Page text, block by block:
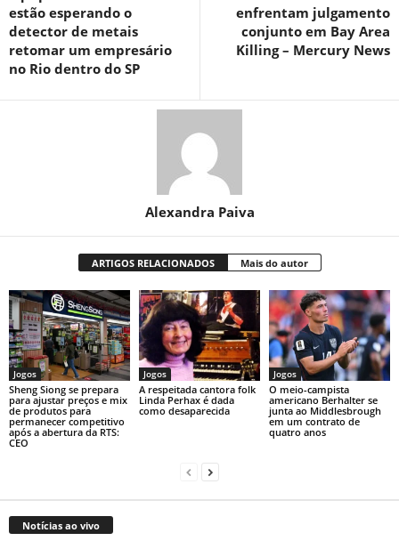
estão esperando o
detector de metais
retomar um empresário
no Rio dentro do SP
enfrentam julgamento
conjunto em Bay Area
Killing – Mercury News
Alexandra Paiva
ARTIGOS RELACIONADOS Mais do autor
Jogos
Sheng Siong se prepara
para ajustar preços e mix
de produtos para
permanecer competitivo
após a abertura da RTS:
CEO
Jogos
A respeitada cantora folk
Linda Perhax é dada
como desaparecida
Jogos
O meio-campista
americano Berhalter se
junta ao Middlesbrough
em um contrato de
quatro anos
Notícias ao vivo